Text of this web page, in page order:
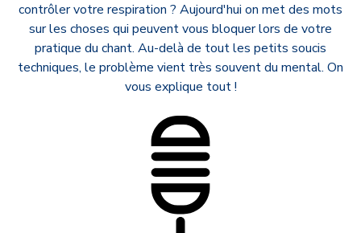
contrôler votre respiration ? Aujourd'hui on met des mots
sur les choses qui peuvent vous bloquer lors de votre
pratique du chant. Au-delà de tout les petits soucis
techniques, le problème vient très souvent du mental. On
vous explique tout !